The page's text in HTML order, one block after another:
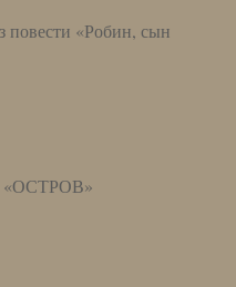
«Робин, сын
«ОСТРОВ»